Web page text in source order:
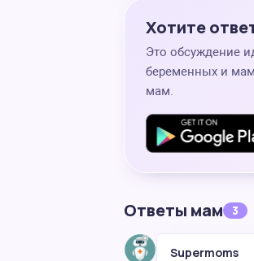
Хотите
Это обсуждение
беременных и
мам.
Ответы мам 3
Supermoms